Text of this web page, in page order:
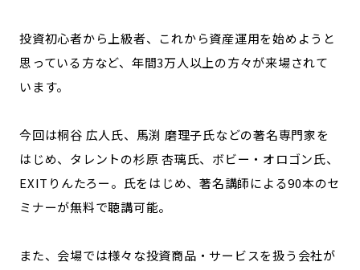
投資初心者から上級者、これから資産運用を始めようと
思っている方など、年間3万人以上の方々が来場されて
います。
今回は桐谷 広人氏、馬渕 磨理子氏などの著名専門家を
はじめ、タレントの杉原 杏璃氏、ボビー・オロゴン氏、
EXITりんたろー。氏をはじめ、著名講師による90本のセ
ミナーが無料で聴講可能。
また、会場では様々な投資商品・サービスを扱う会社が